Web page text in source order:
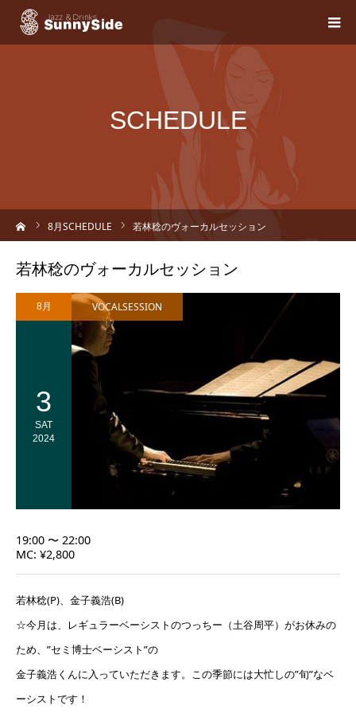
SCHEDULE
8月SCHEDULE 若林稔のヴォーカルセッション
若林稔のヴォーカルセッション
8月
3
SAT
2024
VOCALSESSION
19:00 〜 22:00
MC: ¥2,800
若林稔(P)、金子義浩(B)
☆今月は、レギュラーベーシストのつっちー（土谷周平）がお休みの
ため、”セミ博士ベーシスト”の
金子義浩くんに入っていただきます。この季節には大忙しの”旬”なベ
ーシストです！